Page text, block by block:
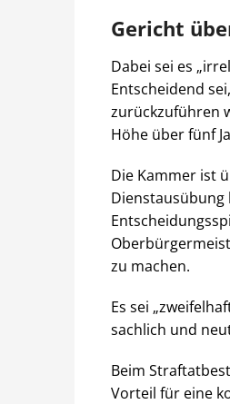
Gericht
Dabei sei es
Entscheidend
zurückzuführen
Höhe über fünf
Die Kammer ist
Dienstausübung
zu machen.
Es sei
sachlich und
Beim
Vorteil für eine